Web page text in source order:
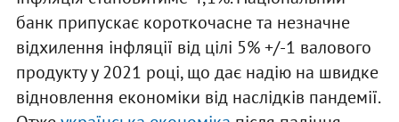
банк припускає короткочасне та незначне
відхилення інфляції від цілі 5% +/-1 валового
продукту у 2021 році, що дає надію на швидке
відновлення економіки від наслідків пандемії.